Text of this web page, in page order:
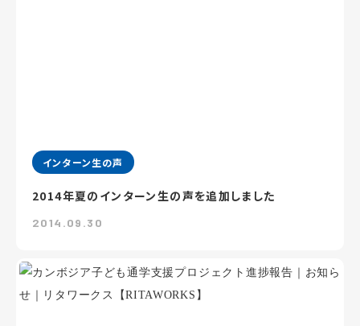
インターン生の声
2014年夏のインターン生の声を追加しました
2014.09.30